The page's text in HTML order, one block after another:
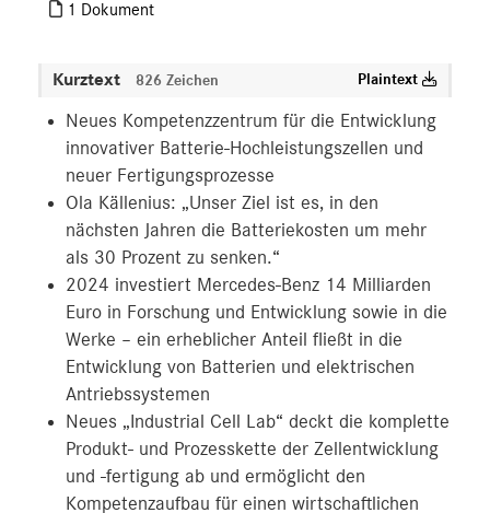
1 Dokument
Kurztext 826 Zeichen Plaintext
Neues Kompetenzzentrum für die Entwicklung
innovativer Batterie-Hochleistungszellen und
neuer Fertigungsprozesse
Ola Källenius: „Unser Ziel ist es, in den
nächsten Jahren die Batteriekosten um mehr
als 30 Prozent zu senken.“
2024 investiert Mercedes-Benz 14 Milliarden
Euro in Forschung und Entwicklung sowie in die
Werke – ein erheblicher Anteil fließt in die
Entwicklung von Batterien und elektrischen
Antriebssystemen
Neues „Industrial Cell Lab“ deckt die komplette
Produkt- und Prozesskette der Zellentwicklung
und -fertigung ab und ermöglicht den
Kompetenzaufbau für einen wirtschaftlichen